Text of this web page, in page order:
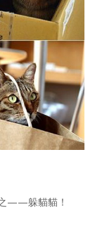
——躲貓貓！